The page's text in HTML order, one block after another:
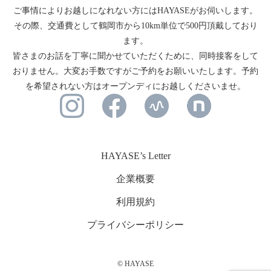
ご事情によりお越しになれない方にはHAYASEがお伺いします。
その際、交通費として鶴岡市から10km単位で500円頂戴しており
ます。
皆さまのお話を丁寧に聞かせていただくために、同時接客をして
おりません。大変お手数ですがご予約をお願いいたします。予約
を希望されない方はオープンディにお越しくださいませ。
HAYASE’s Letter
企業概要
利用規約
プライバシーポリシー
© HAYASE